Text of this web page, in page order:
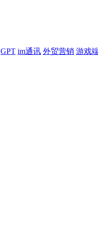
GPT im通讯 外贸营销 游戏